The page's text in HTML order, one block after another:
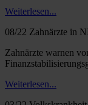
Weiterlesen...
08/22 Zahnärzte in
Zahnärzte warnen
Weiterlesen...